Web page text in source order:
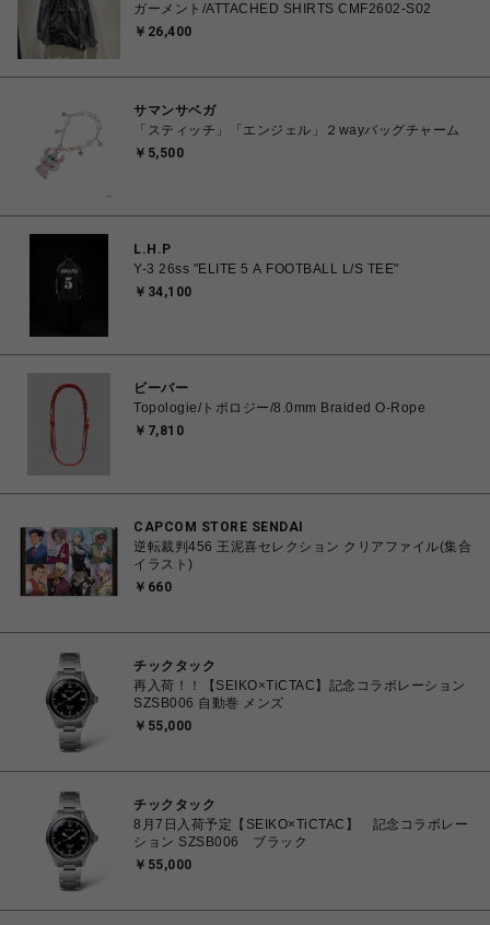
ガーメント/ATTACHED SHIRTS CMF2602-S02
￥26,400
サマンサベガ
「スティッチ」「エンジェル」２wayバッグチャーム
￥5,500
L.H.P
Y-3 26ss "ELITE 5 A FOOTBALL L/S TEE"
￥34,100
ビーバー
Topologie/トポロジー/8.0mm Braided O-Rope
￥7,810
CAPCOM STORE SENDAI
逆転裁判456 王泥喜セレクション クリアファイル(集合
イラスト)
￥660
チックタック
再入荷！！【SEIKO×TiCTAC】記念コラボレーション
SZSB006 自動巻 メンズ
￥55,000
チックタック
8月7日入荷予定【SEIKO×TiCTAC】 記念コラボレー
ション SZSB006 ブラック
￥55,000